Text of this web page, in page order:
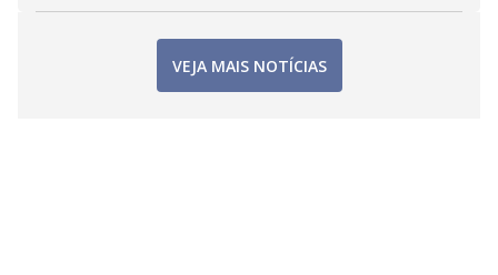
VEJA MAIS NOTÍCIAS